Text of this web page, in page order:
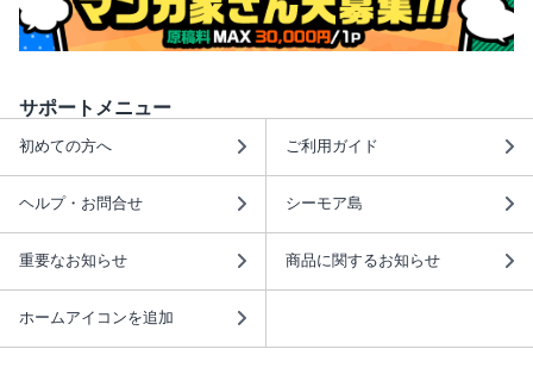
サポートメニュー
初めての方へ ご利用ガイド
ヘルプ・お問合せ シーモア島
重要なお知らせ 商品に関するお知らせ
ホームアイコンを追加